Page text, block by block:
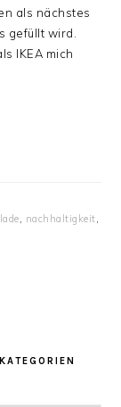
als nächstes
gefüllt wird.
IKEA mich
, nachhaltigkeit,